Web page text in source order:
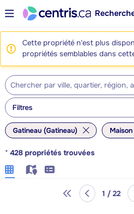
Cette propriété n'est plus
propriétés semblables dans
Filtres
Gatineau (Gatineau)
* 428 propriétés trouvées
1 / 22